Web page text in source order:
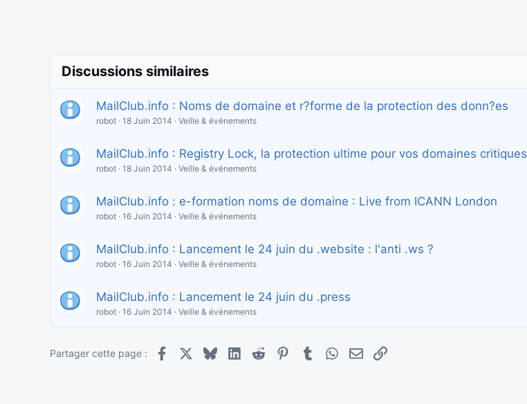
Discussions similaires
MailClub.info : Noms de domaine et r?forme de la protection des donn?es
robot 18 Juin 2014 Veille & événements
MailClub.info : Registry Lock, la protection ultime pour vos domaines critiques
robot 18 Juin 2014 Veille & événements
MailClub.info : e-formation noms de domaine : Live from ICANN London
robot 16 Juin 2014 Veille & événements
MailClub.info : Lancement le 24 juin du .website : l'anti .ws ?
robot 16 Juin 2014 Veille & événements
MailClub.info : Lancement le 24 juin du .press
robot 16 Juin 2014 Veille & événements
Partager cette page : Facebook BlueskyLinkedIn
Reddit PinterestTumblrWhatsApp
E-mailLien